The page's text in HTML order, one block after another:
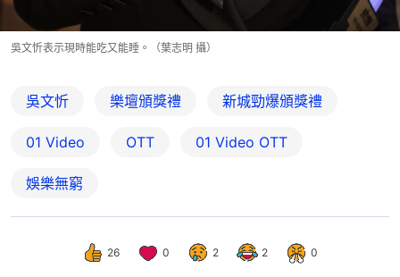
吳文忻表示現時能吃又能睡。（葉志明 攝）
吳文忻 樂壇頒獎禮 新城勁爆頒獎禮
01 Video OTT 01‌ ‌Video‌ ‌OTT
娛樂無窮
26 0 2 2 0